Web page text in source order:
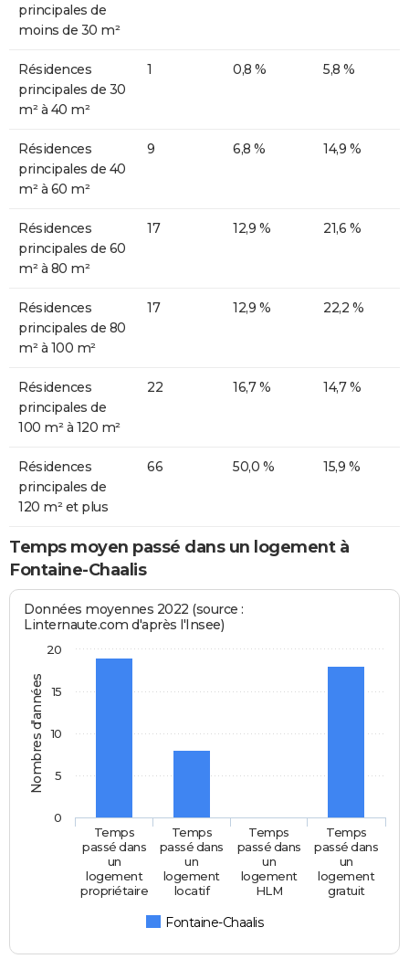
principales de
moins de 30 m²
Résidences
principales de 30
m² à 40 m²
1 0,8 % 5,8 %
Résidences
principales de 40
m² à 60 m²
9 6,8 % 14,9 %
Résidences
principales de 60
m² à 80 m²
17 12,9 % 21,6 %
Résidences
principales de 80
m² à 100 m²
17 12,9 % 22,2 %
Résidences
principales de
100 m² à 120 m²
22 16,7 % 14,7 %
Résidences
principales de
120 m² et plus
66 50,0 % 15,9 %
Temps moyen passé dans un logement à
Fontaine-Chaalis
Nombres d'années
Données moyennes 2022 (source :
Linternaute.com d'après l'Insee)
Fontaine-Chaalis
Temps
passé dans
un
logement
propriétaire
Temps
passé dans
un
logement
locatif
Temps
passé dans
un
logement
HLM
Temps
passé dans
un
logement
gratuit
0
5
10
15
20